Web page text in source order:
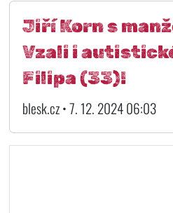
Jiří Korn s
Vzali i
Filipa (33)!
blesk.cz • 7. 12. 2024 06:03